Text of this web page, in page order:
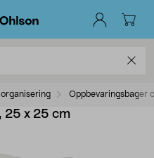
Oppbevaringsbager
25 x 25 cm